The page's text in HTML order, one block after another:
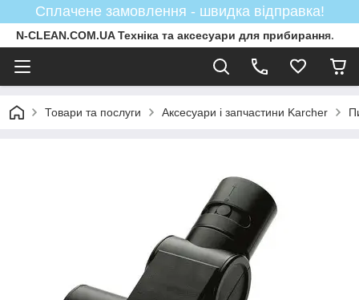
Сплачене замовлення - швидка відправка!
N-CLEAN.COM.UA Техніка та аксесуари для прибирання.
Товари та послуги Аксесуари і запчастини Karcher